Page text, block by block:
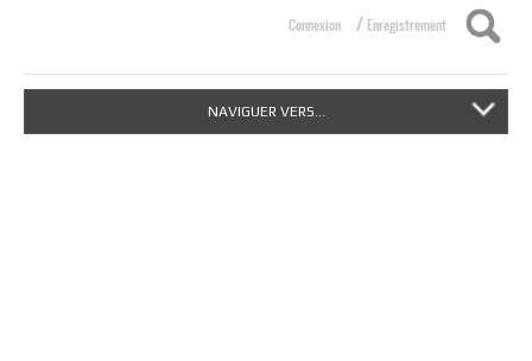
Connexion / Enregistrement
NAVIGUER VERS...